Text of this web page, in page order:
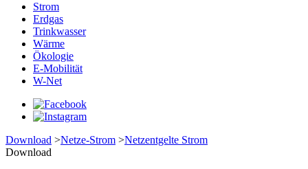
Strom
Erdgas
Trinkwasser
Wärme
Ökologie
E-Mobilität
W-Net
Download >Netze-Strom >Netzentgelte Strom
Download